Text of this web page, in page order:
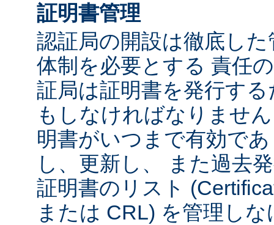
証明書管理
認証局の開設は徹底し
体制を必要とする 責任
証局は証明書を発行す
もしなければなりませ
明書がいつまで有効で
し、更新し、 また過去
証明書のリスト
または CRL) を管理し